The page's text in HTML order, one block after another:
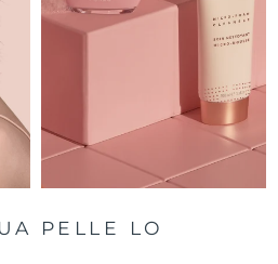
PELLE LO
8/9/26
8/9/26
Consegna stimata 8/17/26